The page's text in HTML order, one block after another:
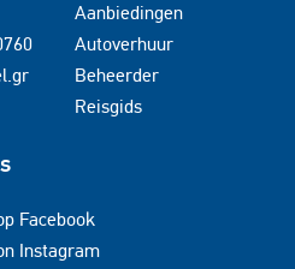
Aanbiedingen
Autoverhuur
Beheerder
Reisgids
Facebook
Instagram